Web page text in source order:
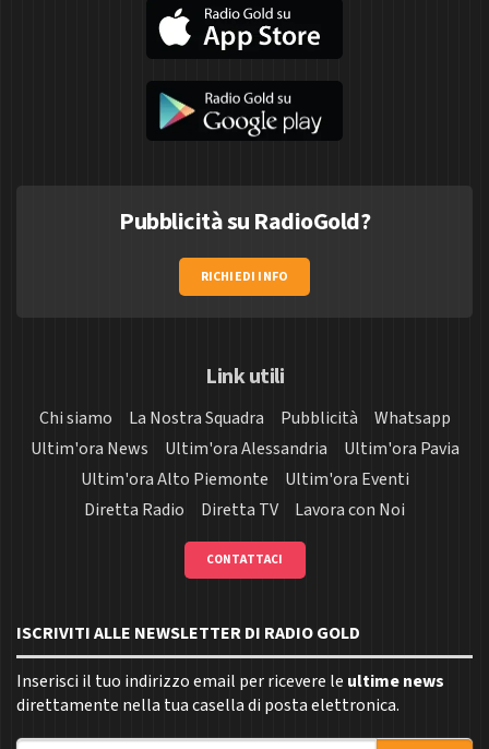
Pubblicità su RadioGold?
RICHIEDI INFO
Link utili
Chi siamo La Nostra Squadra Pubblicità
Whatsapp
Ultim'ora News
Ultim'ora Alessandria
Ultim'ora Pavia
Ultim'ora Alto Piemonte
Ultim'ora Eventi
Diretta Radio
Diretta TV Lavora con Noi
CONTATTACI
ISCRIVITI ALLE NEWSLETTER DI RADIO GOLD
Inserisci il tuo indirizzo email per ricevere le ultime news
direttamente nella tua casella di posta elettronica.